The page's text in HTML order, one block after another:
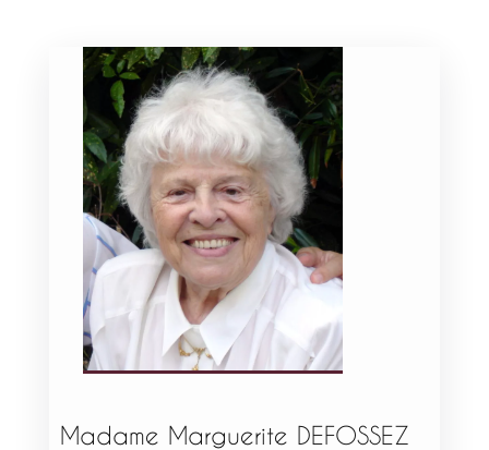
Madame Marguerite DEFOSSEZ